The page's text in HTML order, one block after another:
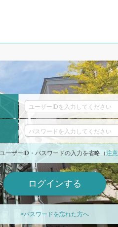
ーザーID・パスワードの入力を省略（注
>パスワードを忘れた方へ